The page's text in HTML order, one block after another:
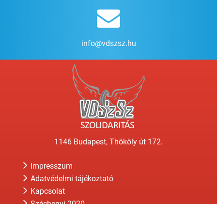
info@vdszsz.hu
1146 Budapest, Thököly út 172.
Impresszum
Adatvédelmi tájékoztató
Kapcsolat